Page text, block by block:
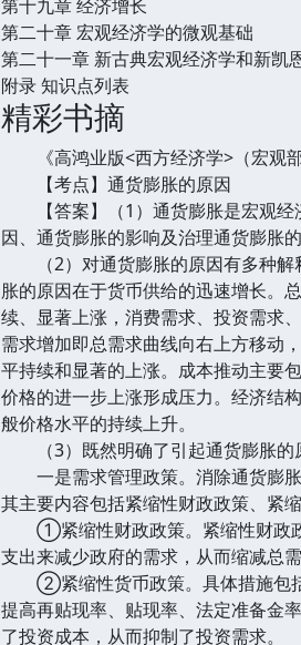
第十九章 经济增长
第二十章 宏观经济学的微观基础
第二十一章 新古典宏观经济学和新凯
附录 知识点列表
精彩书摘
《高鸿业版<西方经济学>（宏观部
【考点】通货膨胀的原因
【答案】（1）通货膨胀是宏观经
因、通货膨胀的影响及治理通货膨胀的
（2）对通货膨胀的原因有多种解
胀的原因在于货币供给的迅速增长。
续、显著上涨，消费需求、投资需求
需求增加即总需求曲线向右上方移动
平持续和显著的上涨。成本推动主要
价格的进一步上涨形成压力。经济结
般价格水平的持续上升。
（3）既然明确了引起通货膨胀的
一是需求管理政策。消除通货膨胀
其主要内容包括紧缩性财政政策、紧缩
①紧缩性财政政策。紧缩性财政政
支出来减少政府的需求，从而缩减总
②紧缩性货币政策。具体措施包括
提高再贴现率、贴现率、法定准备金
了投资成本，从而抑制了投资需求。